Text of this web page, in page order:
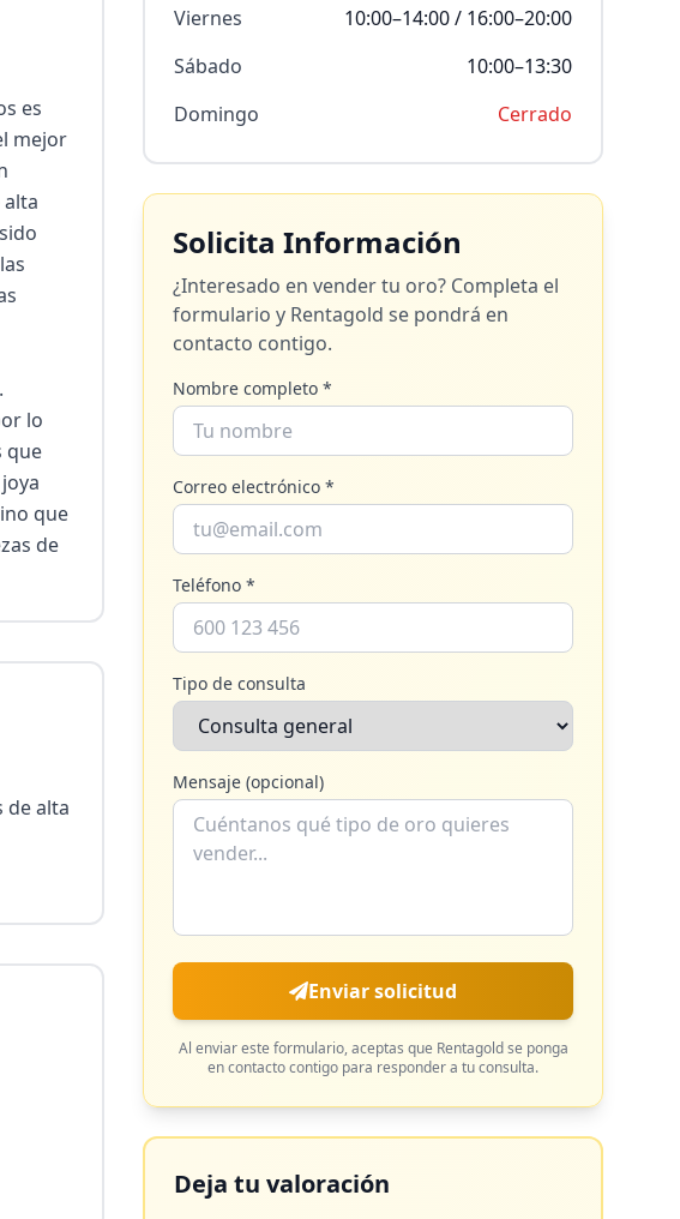
es
mejor
lo
que
que
de
de alta
Viernes
10:00–14:00 / 16:00–20:00
Sábado
10:00–13:30
Domingo
Cerrado
Solicita Información
¿Interesado en vender tu oro? Completa el
formulario y Rentagold se pondrá en
contacto contigo.
Nombre completo *
Correo electrónico *
Teléfono *
Tipo de consulta
Mensaje (opcional)
Enviar solicitud
Al enviar este formulario, aceptas que Rentagoldse ponga
en contacto contigo para responder a tu consulta.
Deja tu valoración